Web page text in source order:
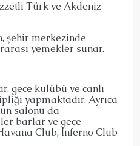
Türk ve Akdeniz
şehir merkezinde
yemekler sunar.
gece kulübü ve canlı
yapmaktadır. Ayrıca
salonu da
barlar ve gece
Club, Inferno Club